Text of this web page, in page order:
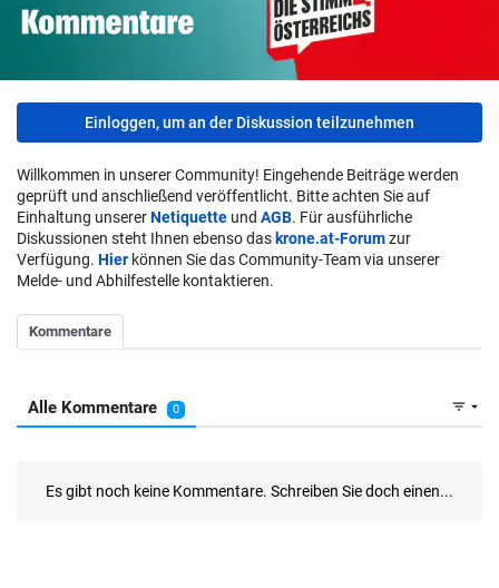
Einloggen, um an der Diskussion teilzunehmen
Willkommen in unserer Community! Eingehende Beiträge werden
geprüft und anschließend veröffentlicht. Bitte achten Sie auf
Einhaltung unsererNetiquette und AGB. Für ausführliche
Diskussionen steht Ihnen ebenso das krone.at-Forumzur
Verfügung. Hier können Sie das Community-Team via unserer
Melde- und Abhilfestelle kontaktieren.